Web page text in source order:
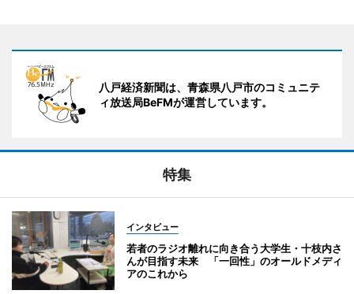
八戸経済新聞は、青森県八戸市のコミュニテ
ィ放送局BeFMが運営しています。
特集
インタビュー
若者のラジオ離れに向き合う大学生・十枝内さ
んが目指す未来 「一回性」のオールドメディ
アのこれから